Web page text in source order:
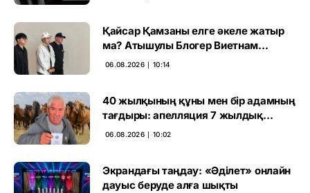
Қайсар Қамзаны елге әкеле жатыр
ма? Атышулы Блогер Виетнам
әуежайында көзге түсті
06.08.2026 ∣ 10:14
40 жылқының құны мен бір адамның
тағдыры: апелляция 7 жылдық
үкімді бұзды
06.08.2026 ∣ 10:02
Экрандағы таңдау: «Әділет» онлайн
дауыс беруде алға шықты